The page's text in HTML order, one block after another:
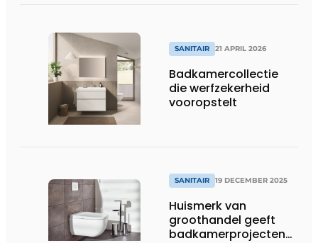
SANITAIR 21 APRIL 2026
Badkamercollectie
die werfzekerheid
vooropstelt
SANITAIR 19 DECEMBER 2025
Huismerk van
groothandel geeft
badkamerprojecten